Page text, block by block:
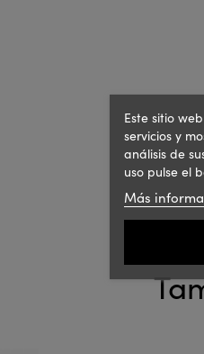
Este sitio
servicios y
análisis de
uso pulse el
Más